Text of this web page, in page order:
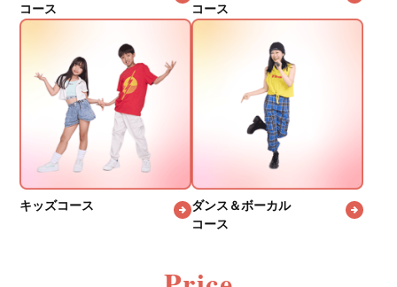
コース
コース
キッズコース
ダンス＆ボーカル
コース